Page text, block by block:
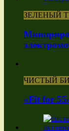
ЗЕЛЕНЫЙ
ЧИСТЫЙ
«Fit for